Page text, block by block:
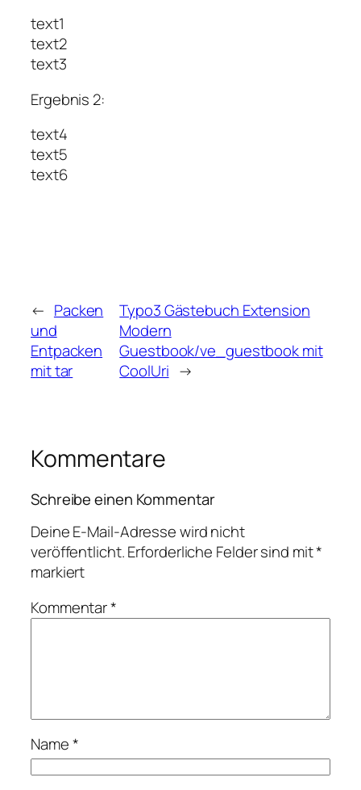
text1
text2
text3
Ergebnis 2:
text4
text5
text6
← Packen
und
Entpacken
mit tar
Typo3 Gästebuch Extension
Modern
Guestbook/ve_guestbook mit
CoolUri →
Kommentare
Schreibe einen Kommentar
Deine E-Mail-Adresse wird nicht
veröffentlicht.Erforderliche Felder sind mit*
markiert
Kommentar*
Name*